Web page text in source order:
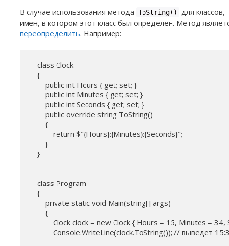
В случае использования метода ToString()
для
имен, в котором этот класс был определен. Метод
переопределить. Например:
    class Clock
    {
        public int Hours { get; set; }
        public int Minutes { get; set; }
        public int Seconds { get; set; }
        public override string ToString()
        {
            return $"{Hours}:{Minutes}:{Seconds}";
        }
    }
    class Program
    {
        private static void Main(string[] args)
        {
Clock clock = new Clock { Hours = 15, Minutes = 34,
Console.WriteLine(clock.ToString()); // выведет